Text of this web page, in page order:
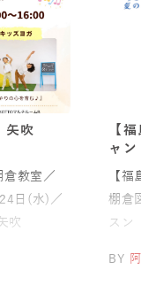
吹
倉教室／
日(水)／
吹
【
ャ
【
棚倉
スン
BY